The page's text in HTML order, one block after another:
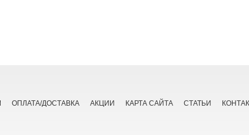
ОПЛАТА/ДОСТАВКА АКЦИИ КАРТА САЙТА СТАТЬИ